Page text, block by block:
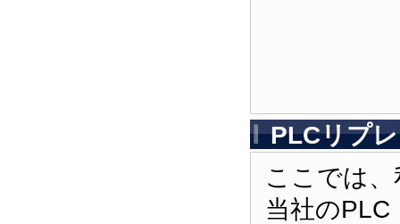
PLCリプ
ここでは
当社の